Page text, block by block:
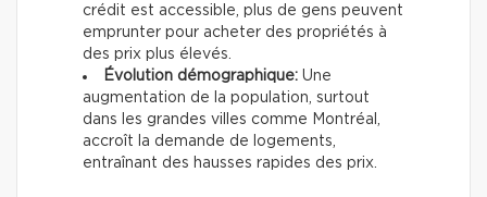
crédit est accessible, plus de gens peuvent
emprunter pour acheter des propriétés à
des prix plus élevés.
Évolution démographique: Une
augmentation de la population, surtout
dans les grandes villes comme Montréal,
accroît la demande de logements,
entraînant des hausses rapides des prix.